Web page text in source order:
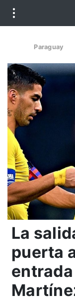
Paraguay
La
puerta